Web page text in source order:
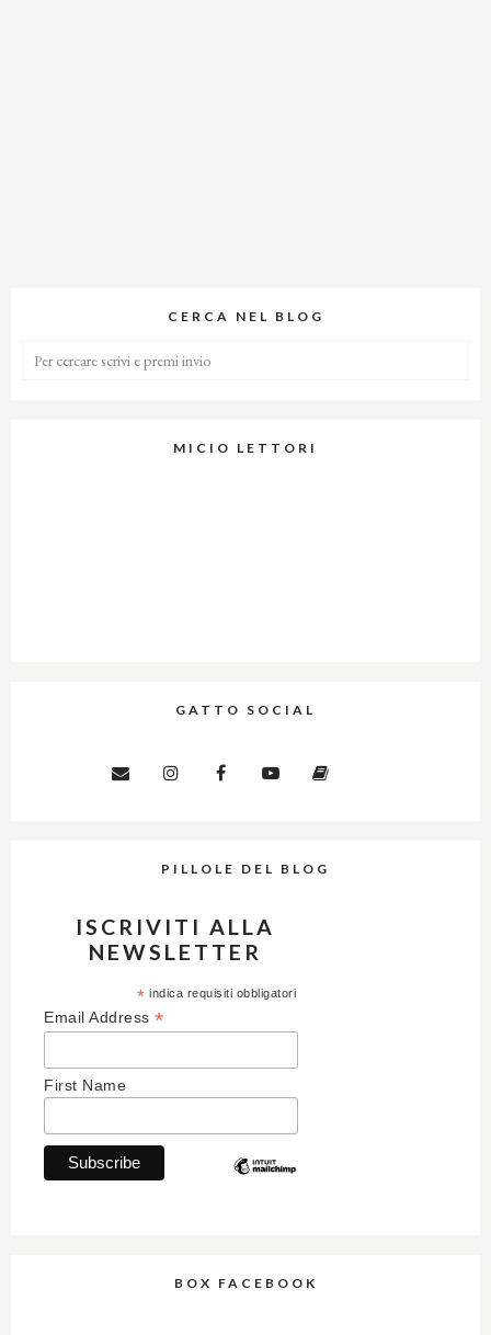
CERCA NEL BLOG
MICIO LETTORI
GATTO SOCIAL
PILLOLE DEL BLOG
ISCRIVITI ALLA
NEWSLETTER
* indica requisiti obbligatori
Email Address *
First Name
BOX FACEBOOK